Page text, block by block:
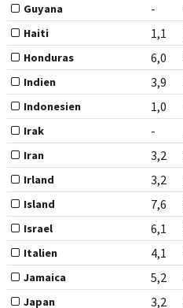
Guyana -
Haiti 1,1
Honduras 6,0
Indien 3,9
Indonesien 1,0
Irak -
Iran 3,2
Irland 3,2
Island 7,6
Israel 6,1
Italien 4,1
Jamaica 5,2
Japan 3,2